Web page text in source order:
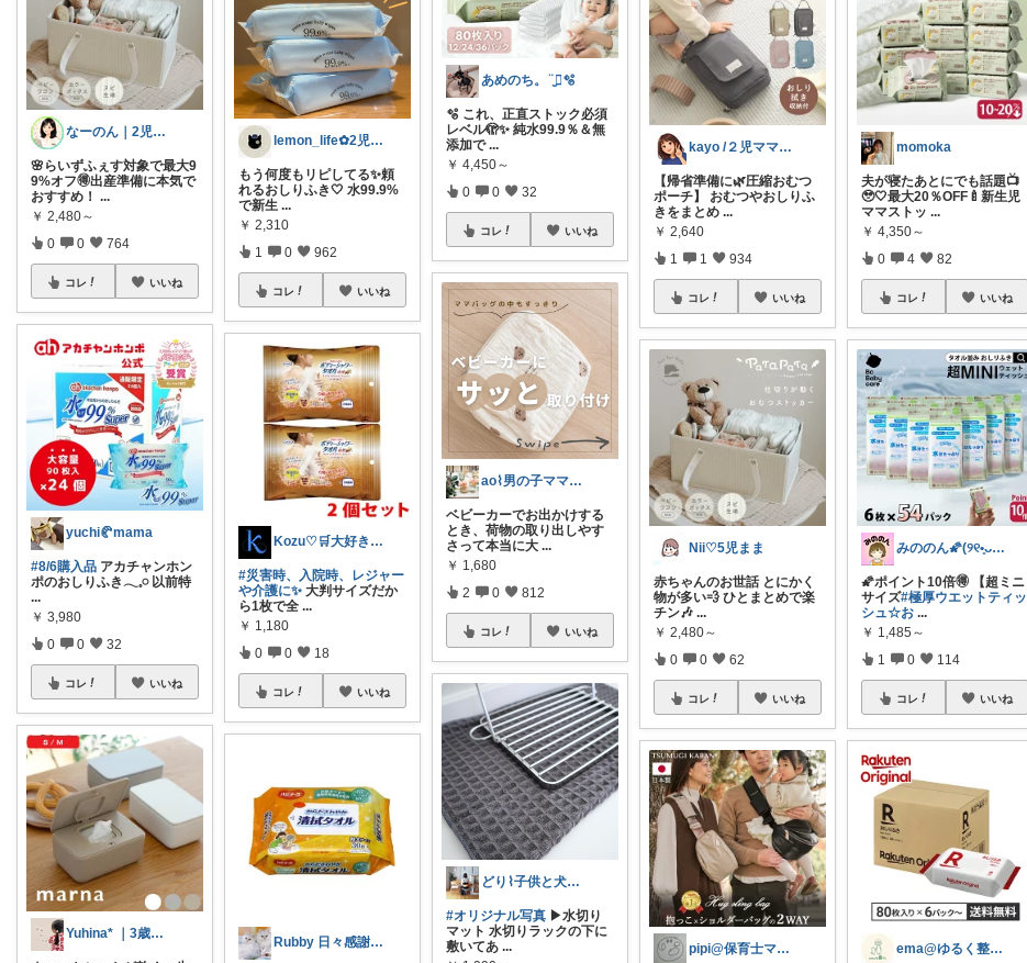
なーのん｜2児ワーママ＊育児/時短
🌸らいずふぇす対象で最大9
9%オフ🉐出産準備に本気で
おすすめ！ ...
￥ 2,480～
0 0 764
コレ いいね
yuchi🥐mama
#8/6購入品 アカチャンホン
ポのおしりふき𓂃𓈒𓏸 以前特
...
￥ 3,980
0 0 32
コレ いいね
Yuhina* ｜3歳ママ
lemon_life✿2児ママ
もう何度もリピしてる✨頼
れるおしりふき🤍 水99.9%
で新生 ...
￥ 2,310
1 0 962
コレ いいね
Kozu♡🛒大好き😆💕
#災害時、入院時、レジャー
や介護に✨ 大判サイズだか
ら1枚で全 ...
￥ 1,180
0 0 18
コレ いいね
Rubby 日々感謝です✨
あめのち。¨̮⃝🫧
🫧 これ、正直ストック必須
レベル🫣✨ 純水99.9％＆無
添加で ...
￥ 4,450～
0 0 32
コレ いいね
ao⌇男の子ママの暮らし
ベビーカーでお出かけする
とき、荷物の取り出しやす
さって本当に大 ...
￥ 1,680
2 0 812
コレ いいね
どり⌇ 子供と犬と暮らし
#オリジナル写真 ▶︎水切り
マット 水切りラックの下に
敷いてあ ...
kayo /２児ママ・子育てグッズ🌿
【帰省準備に🌿圧縮おむつ
ポーチ】 おむつやおしりふ
きをまとめ ...
￥ 2,640
1 1 934
コレ いいね
Nii♡5児まま
赤ちゃんのお世話 とにかく
物が多い💨 ひとまとめで楽
チン🎶...
￥ 2,480～
0 0 62
コレ いいね
pipi@保育士ママの趣味部屋
momoka
夫が寝たあとにでも話題📺
🥹🤍最大20％OFF🍼新生児
ママストッ ...
￥ 4,350～
0 4 82
コレ いいね
みののん🌠(୨୧•͈ᴗ•͈)感謝♡
🌠ポイント10倍🉐 【超ミニ
サイズ#極厚ウエットティッ
シュ☆お ...
￥ 1,485～
1 0 114
コレ いいね
ema@ゆるく整う暮らし